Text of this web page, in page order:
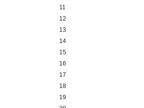
11
12
13
14
15
16
17
18
19